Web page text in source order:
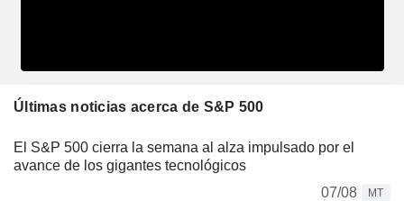
Últimas noticias acerca de S&P 500
El S&P 500 cierra la semana al alza impulsado por el
avance de los gigantes tecnológicos
07/08
MT